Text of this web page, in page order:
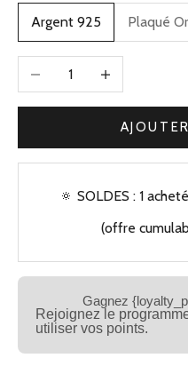
Argent 925
Plaqué
Diminuer la quantitéAugmenter la
🔅 SOLDES : 1
(offre
Gagnez
Rejoignez le
utiliser vos points.